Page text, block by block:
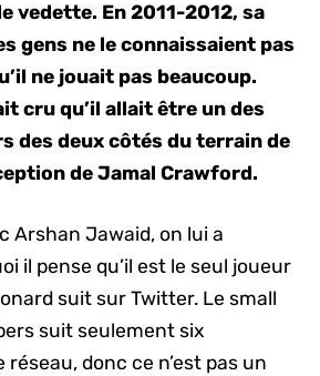
vedette. En 2011-2012, sa
gens ne le connaissaient pas
ne jouait pas beaucoup.
cru qu’il allait être un des
des deux côtés du terrain de
de Jamal Crawford.
Arshan Jawaid, on lui a
il pense qu’il est le seul joueur
suit sur Twitter. Le small
suit seulement six
donc ce n’est pas un